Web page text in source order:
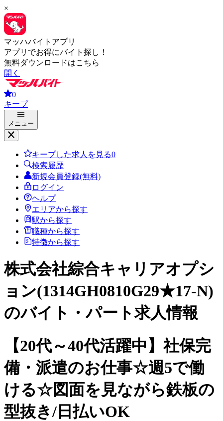
×
マッハバイトアプリ
アプリでお得にバイト探し！
無料ダウンロードはこちら
開く
0
キープ
メニュー
キープした求人を見る0
検索履歴
新規会員登録(無料)
ログイン
ヘルプ
エリアから探す
駅から探す
職種から探す
特徴から探す
株式会社綜合キャリアオプシ
ョン(1314GH0810G29★17-N)
のバイト・パート求人情報
【20代～40代活躍中】社保完
備・派遣のお仕事☆週5で働
ける☆図面を見ながら鉄板の
型抜き/日払いOK